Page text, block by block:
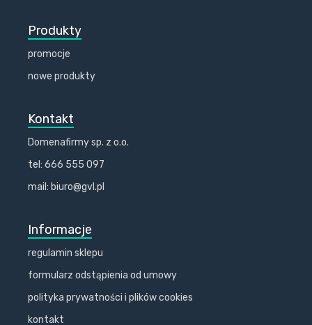
Produkty
promocje
nowe produkty
Kontakt
Domenafirmy sp. z o.o.
tel: 666 555 097
mail: biuro@gvl.pl
Informacje
regulamin sklepu
formularz odstąpienia od umowy
polityka prywatności i plików cookies
kontakt